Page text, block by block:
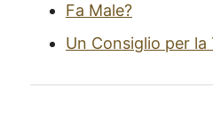
Fa Male?
Un Consiglio per la